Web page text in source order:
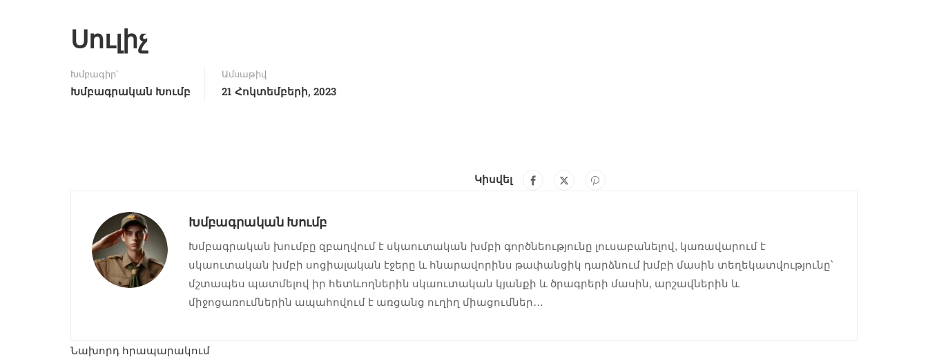
Սուլիչ
Խմբագիր՝
Խմբագրական Խումբ
Ամսաթիվ
21 Հոկտեմբերի, 2023
Կիսվել
Խմբագրական Խումբ
Խմբագրական խումբը զբաղվում է սկաուտական խմբի գործնեությունը լուսաբանելով, կառավարում է
սկաուտական խմբի սոցիալական էջերը և հնարավորինս թափանցիկ դարձնում խմբի մասին տեղեկատվությունը՝
մշտապես պատմելով իր հետևողներին սկաուտական կյանքի և ծրագրերի մասին, արշավներին և
միջոցառումներին ապահովում է առցանց ուղիղ միացումներ…
Նախորդ հրապարակում